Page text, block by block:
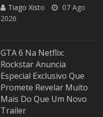
Tiago Xisto
07 Ago
2026
GTA 6 Na Netflix:
Rockstar Anuncia
Especial Exclusivo Que
Promete Revelar Muito
Mais Do Que Um Novo
Trailer